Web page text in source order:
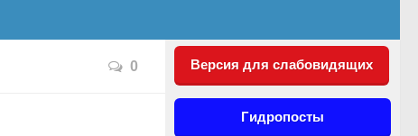
0 Версия для слабовидящих
Гидропосты